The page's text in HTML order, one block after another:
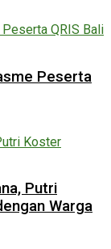
Peserta
Putri
Warga